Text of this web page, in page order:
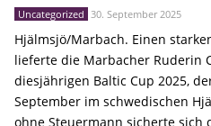
Uncategorized 30. September 2025
Hjälmsjö/Marbach. Einen
lieferte die Marbacher Ruderin
diesjährigen Baltic Cup 2025,
September im schwedischen
ohne Steuermann sicherte sich